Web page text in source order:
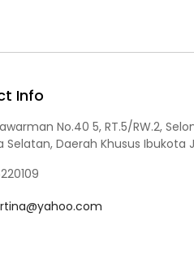
Info
No.40 5, RT.5/RW.2,
Selatan, Daerah Khusus Ibukota